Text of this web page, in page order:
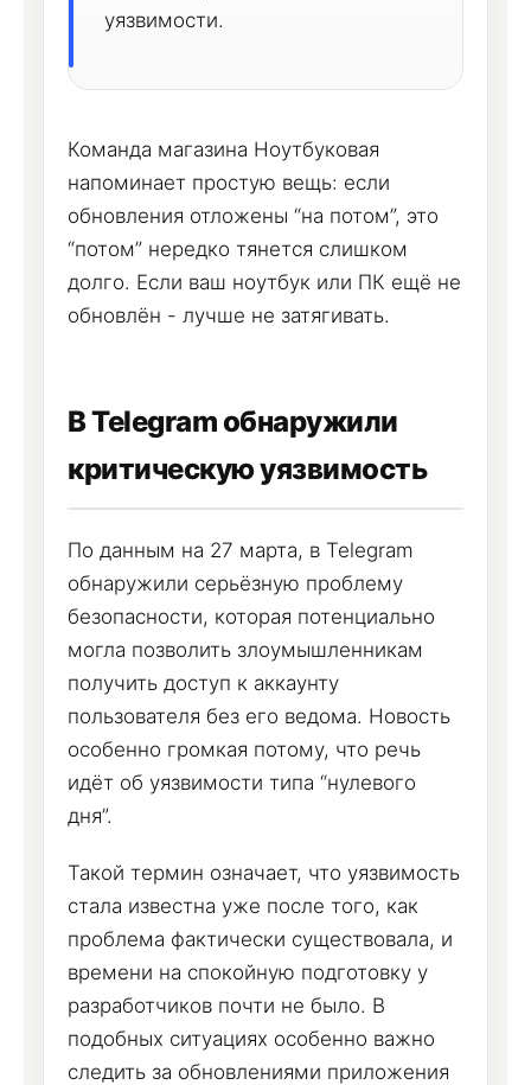
уязвимости.
Команда магазина Ноутбуковая
напоминает простую вещь: если
обновления отложены “на потом”, это
“потом” нередко тянется слишком
долго. Если ваш ноутбук или ПК ещё не
обновлён - лучше не затягивать.
В Telegram обнаружили
критическую уязвимость
По данным на 27 марта, в Telegram
обнаружили серьёзную проблему
безопасности, которая потенциально
могла позволить злоумышленникам
получить доступ к аккаунту
пользователя без его ведома. Новость
особенно громкая потому, что речь
идёт об уязвимости типа “нулевого
дня”.
Такой термин означает, что уязвимость
стала известна уже после того, как
проблема фактически существовала, и
времени на спокойную подготовку у
разработчиков почти не было. В
подобных ситуациях особенно важно
следить за обновлениями приложения